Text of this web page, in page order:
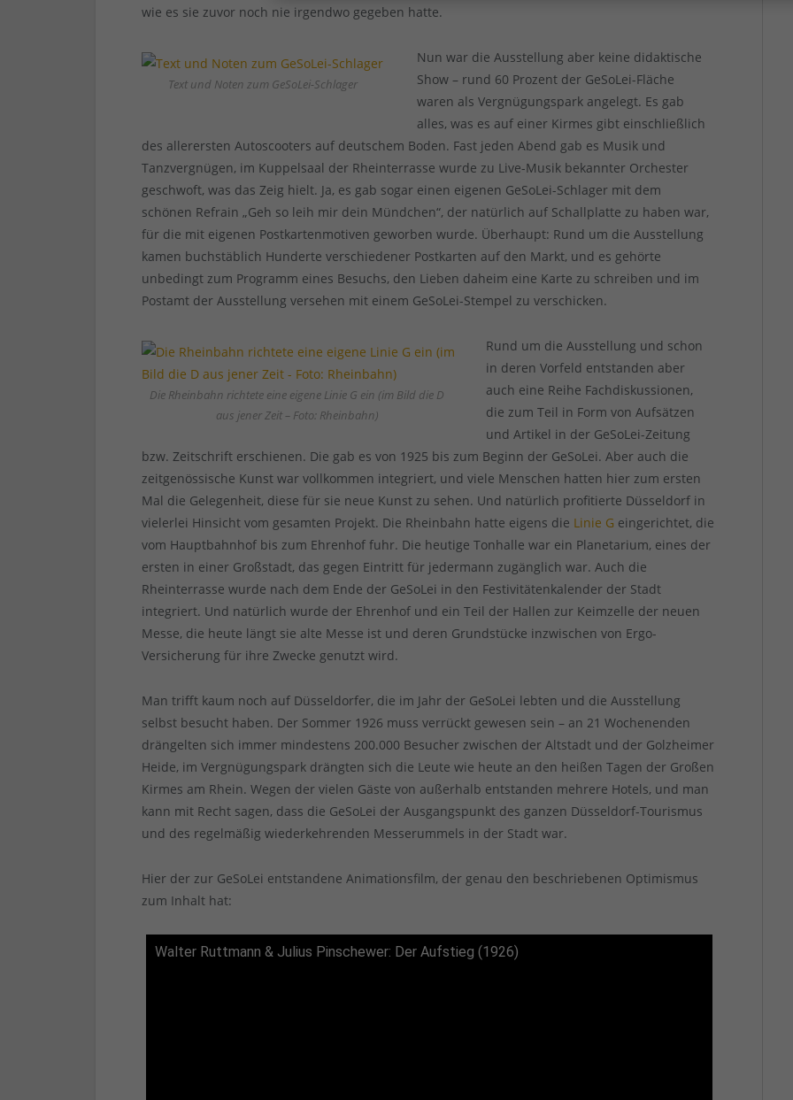
wie es sie zuvor noch nie irgendwo gegeben hatte.
Text und Noten zum GeSoLei-Schlager
Nun war die Ausstellung aber keine didaktische
Show – rund 60 Prozent der GeSoLei-Fläche
waren als Vergnügungspark angelegt. Es gab
alles, was es auf einer Kirmes gibt einschließlich
des allerersten Autoscooters auf deutschem Boden. Fast jeden Abend gab es Musik und
Tanzvergnügen, im Kuppelsaal der Rheinterrasse wurde zu Live-Musik bekannter Orchester
geschwoft, was das Zeig hielt. Ja, es gab sogar einen eigenen GeSoLei-Schlager mit dem
schönen Refrain „Geh so leih mir dein Mündchen“, der natürlich auf Schallplatte zu haben war,
für die mit eigenen Postkartenmotiven geworben wurde. Überhaupt: Rund um die Ausstellung
kamen buchstäblich Hunderte verschiedener Postkarten auf den Markt, und es gehörte
unbedingt zum Programm eines Besuchs, den Lieben daheim eine Karte zu schreiben und im
Postamt der Ausstellung versehen mit einem GeSoLei-Stempel zu verschicken.
Die Rheinbahn richtete eine eigene Linie G ein (im Bild die D
aus jener Zeit – Foto: Rheinbahn)
Rund um die Ausstellung und schon
in deren Vorfeld entstanden aber
auch eine Reihe Fachdiskussionen,
die zum Teil in Form von Aufsätzen
und Artikel in der GeSoLei-Zeitung
bzw. Zeitschrift erschienen. Die gab es von 1925 bis zum Beginn der GeSoLei. Aber auch die
zeitgenössische Kunst war vollkommen integriert, und viele Menschen hatten hier zum ersten
Mal die Gelegenheit, diese für sie neue Kunst zu sehen. Und natürlich profitierte Düsseldorf in
vielerlei Hinsicht vom gesamten Projekt. Die Rheinbahn hatte eigens die Linie G eingerichtet, die
vom Hauptbahnhof bis zum Ehrenhof fuhr. Die heutige Tonhalle war ein Planetarium, eines der
ersten in einer Großstadt, das gegen Eintritt für jedermann zugänglich war. Auch die
Rheinterrasse wurde nach dem Ende der GeSoLei in den Festivitätenkalender der Stadt
integriert. Und natürlich wurde der Ehrenhof und ein Teil der Hallen zur Keimzelle der neuen
Messe, die heute längt sie alte Messe ist und deren Grundstücke inzwischen von Ergo-
Versicherung für ihre Zwecke genutzt wird.
Man trifft kaum noch auf Düsseldorfer, die im Jahr der GeSoLei lebten und die Ausstellung
selbst besucht haben. Der Sommer 1926 muss verrückt gewesen sein – an 21 Wochenenden
drängelten sich immer mindestens 200.000 Besucher zwischen der Altstadt und der Golzheimer
Heide, im Vergnügungspark drängten sich die Leute wie heute an den heißen Tagen der Großen
Kirmes am Rhein. Wegen der vielen Gäste von außerhalb entstanden mehrere Hotels, und man
kann mit Recht sagen, dass die GeSoLei der Ausgangspunkt des ganzen Düsseldorf-Tourismus
und des regelmäßig wiederkehrenden Messerummels in der Stadt war.
Hier der zur GeSoLei entstandene Animationsfilm, der genau den beschriebenen Optimismus
zum Inhalt hat:
Walter Ruttmann & Julius Pinschewer: Der Aufstieg (1926)